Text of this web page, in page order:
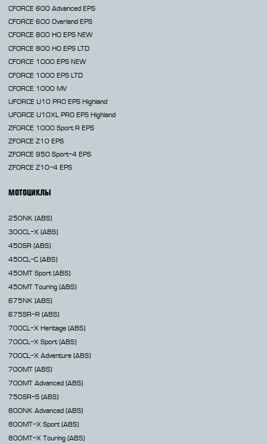
CFORCE 600 Advanced EPS
CFORCE 600 Overland EPS
CFORCE 800 HO EPS NEW
CFORCE 800 HO EPS LTD
CFORCE 1000 EPS NEW
CFORCE 1000 EPS LTD
CFORCE 1000 MV
UFORCE U10 PRO EPS Highland
UFORCE U10XL PRO EPS Highland
ZFORCE 1000 Sport R EPS
ZFORCE Z10 EPS
ZFORCE 950 Sport-4 EPS
ZFORCE Z10-4 EPS
МОТОЦИКЛЫ
250NK (ABS)
300CL-X (ABS)
450SR (ABS)
450CL-C (ABS)
450MT Sport (ABS)
450MT Touring (ABS)
675NK (ABS)
675SR-R (ABS)
700CL-X Heritage (ABS)
700CL-X Sport (ABS)
700CL-X Adventure (ABS)
700MT (ABS)
700MT Advanced (ABS)
750SR-S (ABS)
800NK Advanced (ABS)
800MT-X Sport (ABS)
800MT-X Touring (ABS)